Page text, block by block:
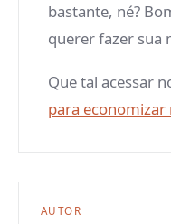
bastante, né?
querer fazer sua
Que tal acessar
para
AUTOR